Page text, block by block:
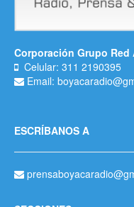
Corporación Grupo Red
Celular: 311 2190395
Email:
ESCRÍBANOS A